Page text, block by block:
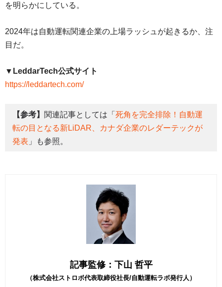
を明らかにしている。
2024年は自動運転関連企業の上場ラッシュが起きるか、注
目だ。
▼LeddarTech公式サイト
https://leddartech.com/
【参考】 関連記事としては「 死角を完全排除！自動運
転の目となる新LiDAR、カナダ企業のレダーテックが
発表 」も参照。
記事監修：下山 哲平
（株式会社ストロボ代表取締役社長/自動運転ラボ発行人）